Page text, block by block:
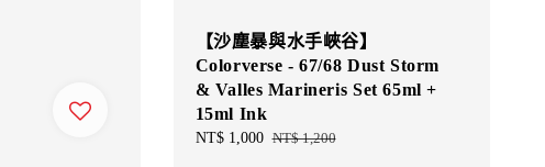
【沙塵暴與水手峽谷】
Colorverse - 67/68 Dust Storm
& Valles Marineris Set 65ml +
15ml Ink
Sale
NT$ 1,000 Regular
NT$ 1,200